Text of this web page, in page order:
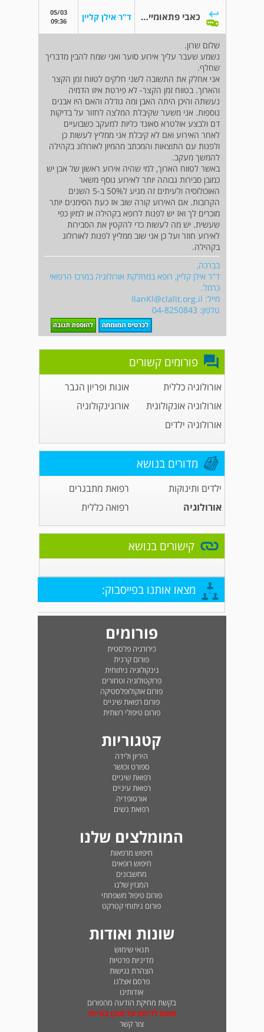
כאבי פתאומיים באיזור המותן והבטן התחתונה ד"ר אילן קליין
05/03
09:36
שלום שרון.
נשמע שעבר עליך אירוע סוער ואני שמח להבין מדבריך
שחלף.
אני אחלק את התשובה לשני חלקים לטווח זמן הקצר
והארוך. בטווח זמן הקצר- לא פירטת איזו הדמיה
נעשתה והיכן היתה האבן ומה גודלה והאם היו אבנים
נוספות. אני משער שקיבלת המלצה לחזור על בדיקות
דם ולבצע אולטרא סאונד כליות למעקב כשבועיים
לאחר האירוע ואם לא קיבלת אני ממליץ לעשות כן
ולפנות עם התוצאות והמכתב מהמיון לאורולוג בקהילה
להמשך מעקב.
באשר לטווח הארוך, למי שהיה אירוע ראשון של אבן יש
כמובן סבירות גבוהה יותר לאירוע נוסף משאר
האוכולוסיה ולעיתים זה מגיע ל50% ב-5 השנים
הקרובות. אם האירוע קורה שוב אז כעת הסימנים יותר
מוכרים לך ואז יש לפנות לרופא בקהילה או למיון כפי
שעשית. יש מה לעשות כדי להקטין את הסבירות
לאירוע חוזר ועל כן אני שוב ממליץ לפנות לאורולוג
בקהילה.
בברכה,
ד"ר אילן קליין, רופא במחלקת אורולוגיה במרכז הרפואי
כרמל.
מייל: IlanKl@clalit.org.il
טלפון: 04-8250843
פורומים קשורים
אורולוגיה כללית
אונות ופריון הגבר
אורולוגיה אונקולוגית
אורוגינקולוגיה
אורולוגיה ילדים
מדורים בנושא
ילדים ותינוקות
רפואת מתבגרים
אורולוגיה
רפואה כללית
קישורים בנושא
מצאו אותנו בפייסבוק:
פורומים
כירורגיה פלסטית
פורום קרנית
גינקולוגיה ניתוחית
פרוקטולוגיה וטחורים
פורום אוקולופלסטיקה
פורום רפואת שיניים
פורום טיפולי רשתית
קטגוריות
היריון ולידה
ספורט וכושר
רפואת שיניים
רפואת עיניים
אורטופדיה
רפואת נשים
המומלצים שלנו
חיפוש מרפאות
חיפוש רופאים
מחשבונים
המגזין שלנו
פורום טיפול משפחתי
פורום ניתוחי קטרקט
שונות ואודות
תנאי שימוש
מדיניות פרטיות
הצהרת נגישות
פרסם אצלנו
אודותינו
בקשת מחיקת הודעה מהפורום
טופס לדיווח על תוכן בעייתי
צור קשר